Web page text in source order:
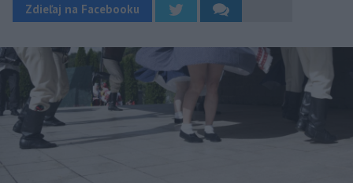
Zdieľaj na Facebooku